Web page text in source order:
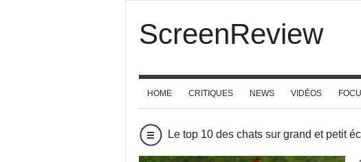
ScreenReview
HOME CRITIQUES NEWS VIDÉOS
Le top 10 des chats sur grand et petit